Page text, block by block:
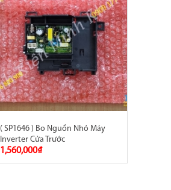
( SP1646 ) Bo Nguồn Nhỏ Máy
Inverter Cửa Trước
1,560,000₫